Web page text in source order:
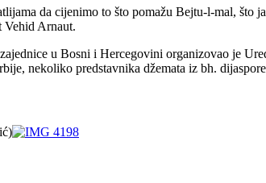
da cijenimo to što pomažu Bejtu-l-mal, što
Vehid Arnaut.
u Bosni i Hercegovini organizovao je
nekoliko predstavnika džemata iz bh.